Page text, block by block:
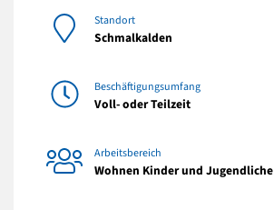
Standort
Schmalkalden
Beschäftigungsumfang
Voll- oder Teilzeit
Arbeitsbereich
Wohnen Kinder und Jugendliche